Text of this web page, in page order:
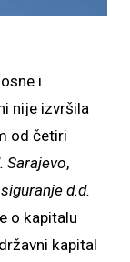
i
nije izvršila
od četiri
Sarajevo,
d.d.
o kapitalu
kapital